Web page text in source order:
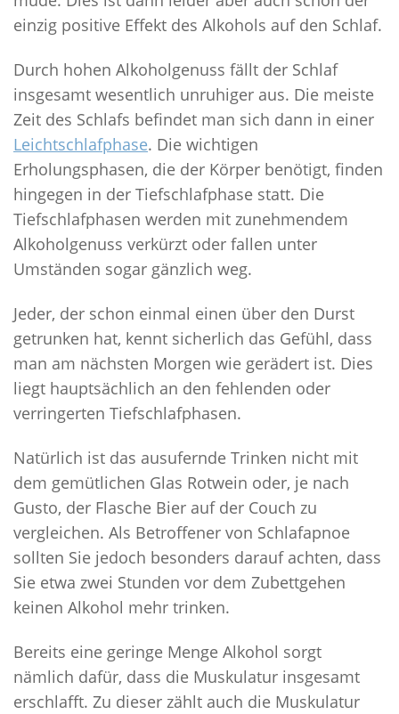
einzig positive Effekt des Alkohols auf den Schlaf.
Durch hohen Alkoholgenuss fällt der Schlaf
insgesamt wesentlich unruhiger aus. Die meiste
Zeit des Schlafs befindet man sich dann in einer
Leichtschlafphase. Die wichtigen
Erholungsphasen, die der Körper benötigt, finden
hingegen in der Tiefschlafphase statt. Die
Tiefschlafphasen werden mit zunehmendem
Alkoholgenuss verkürzt oder fallen unter
Umständen sogar gänzlich weg.
Jeder, der schon einmal einen über den Durst
getrunken hat, kennt sicherlich das Gefühl, dass
man am nächsten Morgen wie gerädert ist. Dies
liegt hauptsächlich an den fehlenden oder
verringerten Tiefschlafphasen.
Natürlich ist das ausufernde Trinken nicht mit
dem gemütlichen Glas Rotwein oder, je nach
Gusto, der Flasche Bier auf der Couch zu
vergleichen. Als Betroffener von Schlafapnoe
sollten Sie jedoch besonders darauf achten, dass
Sie etwa zwei Stunden vor dem Zubettgehen
keinen Alkohol mehr trinken.
Bereits eine geringe Menge Alkohol sorgt
nämlich dafür, dass die Muskulatur insgesamt
erschlafft. Zu dieser zählt auch die Muskulatur